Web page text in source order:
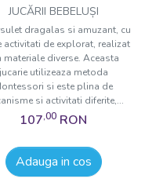
JUCĂRII BEBELUȘI
dragalas si amuzant, cu
activitati de explorat, realizat
materiale diverse. Aceasta
jucarie utilizeaza metoda
si este plina de
si activitati diferite,...
107,00 RON
Adauga in cos